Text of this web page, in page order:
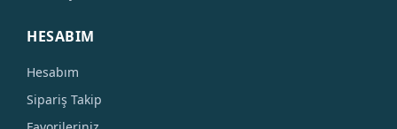
HESABIM
Hesabım
Sipariş Takip